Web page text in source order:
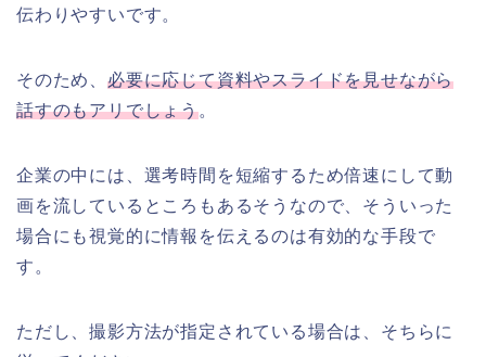
伝わりやすいです。
そのため、 必要に応じて資料やスライドを見せながら
話すのもアリでしょう。
企業の中には、選考時間を短縮するため倍速にして動
画を流しているところもあるそうなので、そういった
場合にも視覚的に情報を伝えるのは有効的な手段で
す。
ただし、撮影方法が指定されている場合は、そちらに